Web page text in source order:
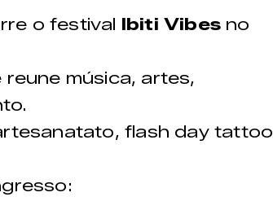
ponto de venda físico do Zine Cultural
o festival Ibiti Vibes no
reune música, artes,
flash day tattoo